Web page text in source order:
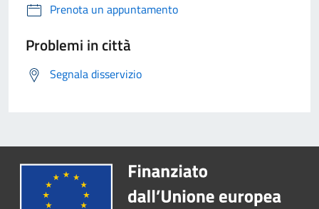
Prenota un appuntamento
Problemi in città
Segnala disservizio